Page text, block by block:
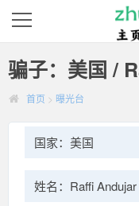
骗子：美国 /
首页 > 曝光台
国家：美国
姓名：Raffi